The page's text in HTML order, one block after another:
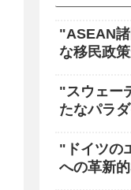
"ASEAN
な移民政
"スウェー
たなパラ
"ドイツの
への革新